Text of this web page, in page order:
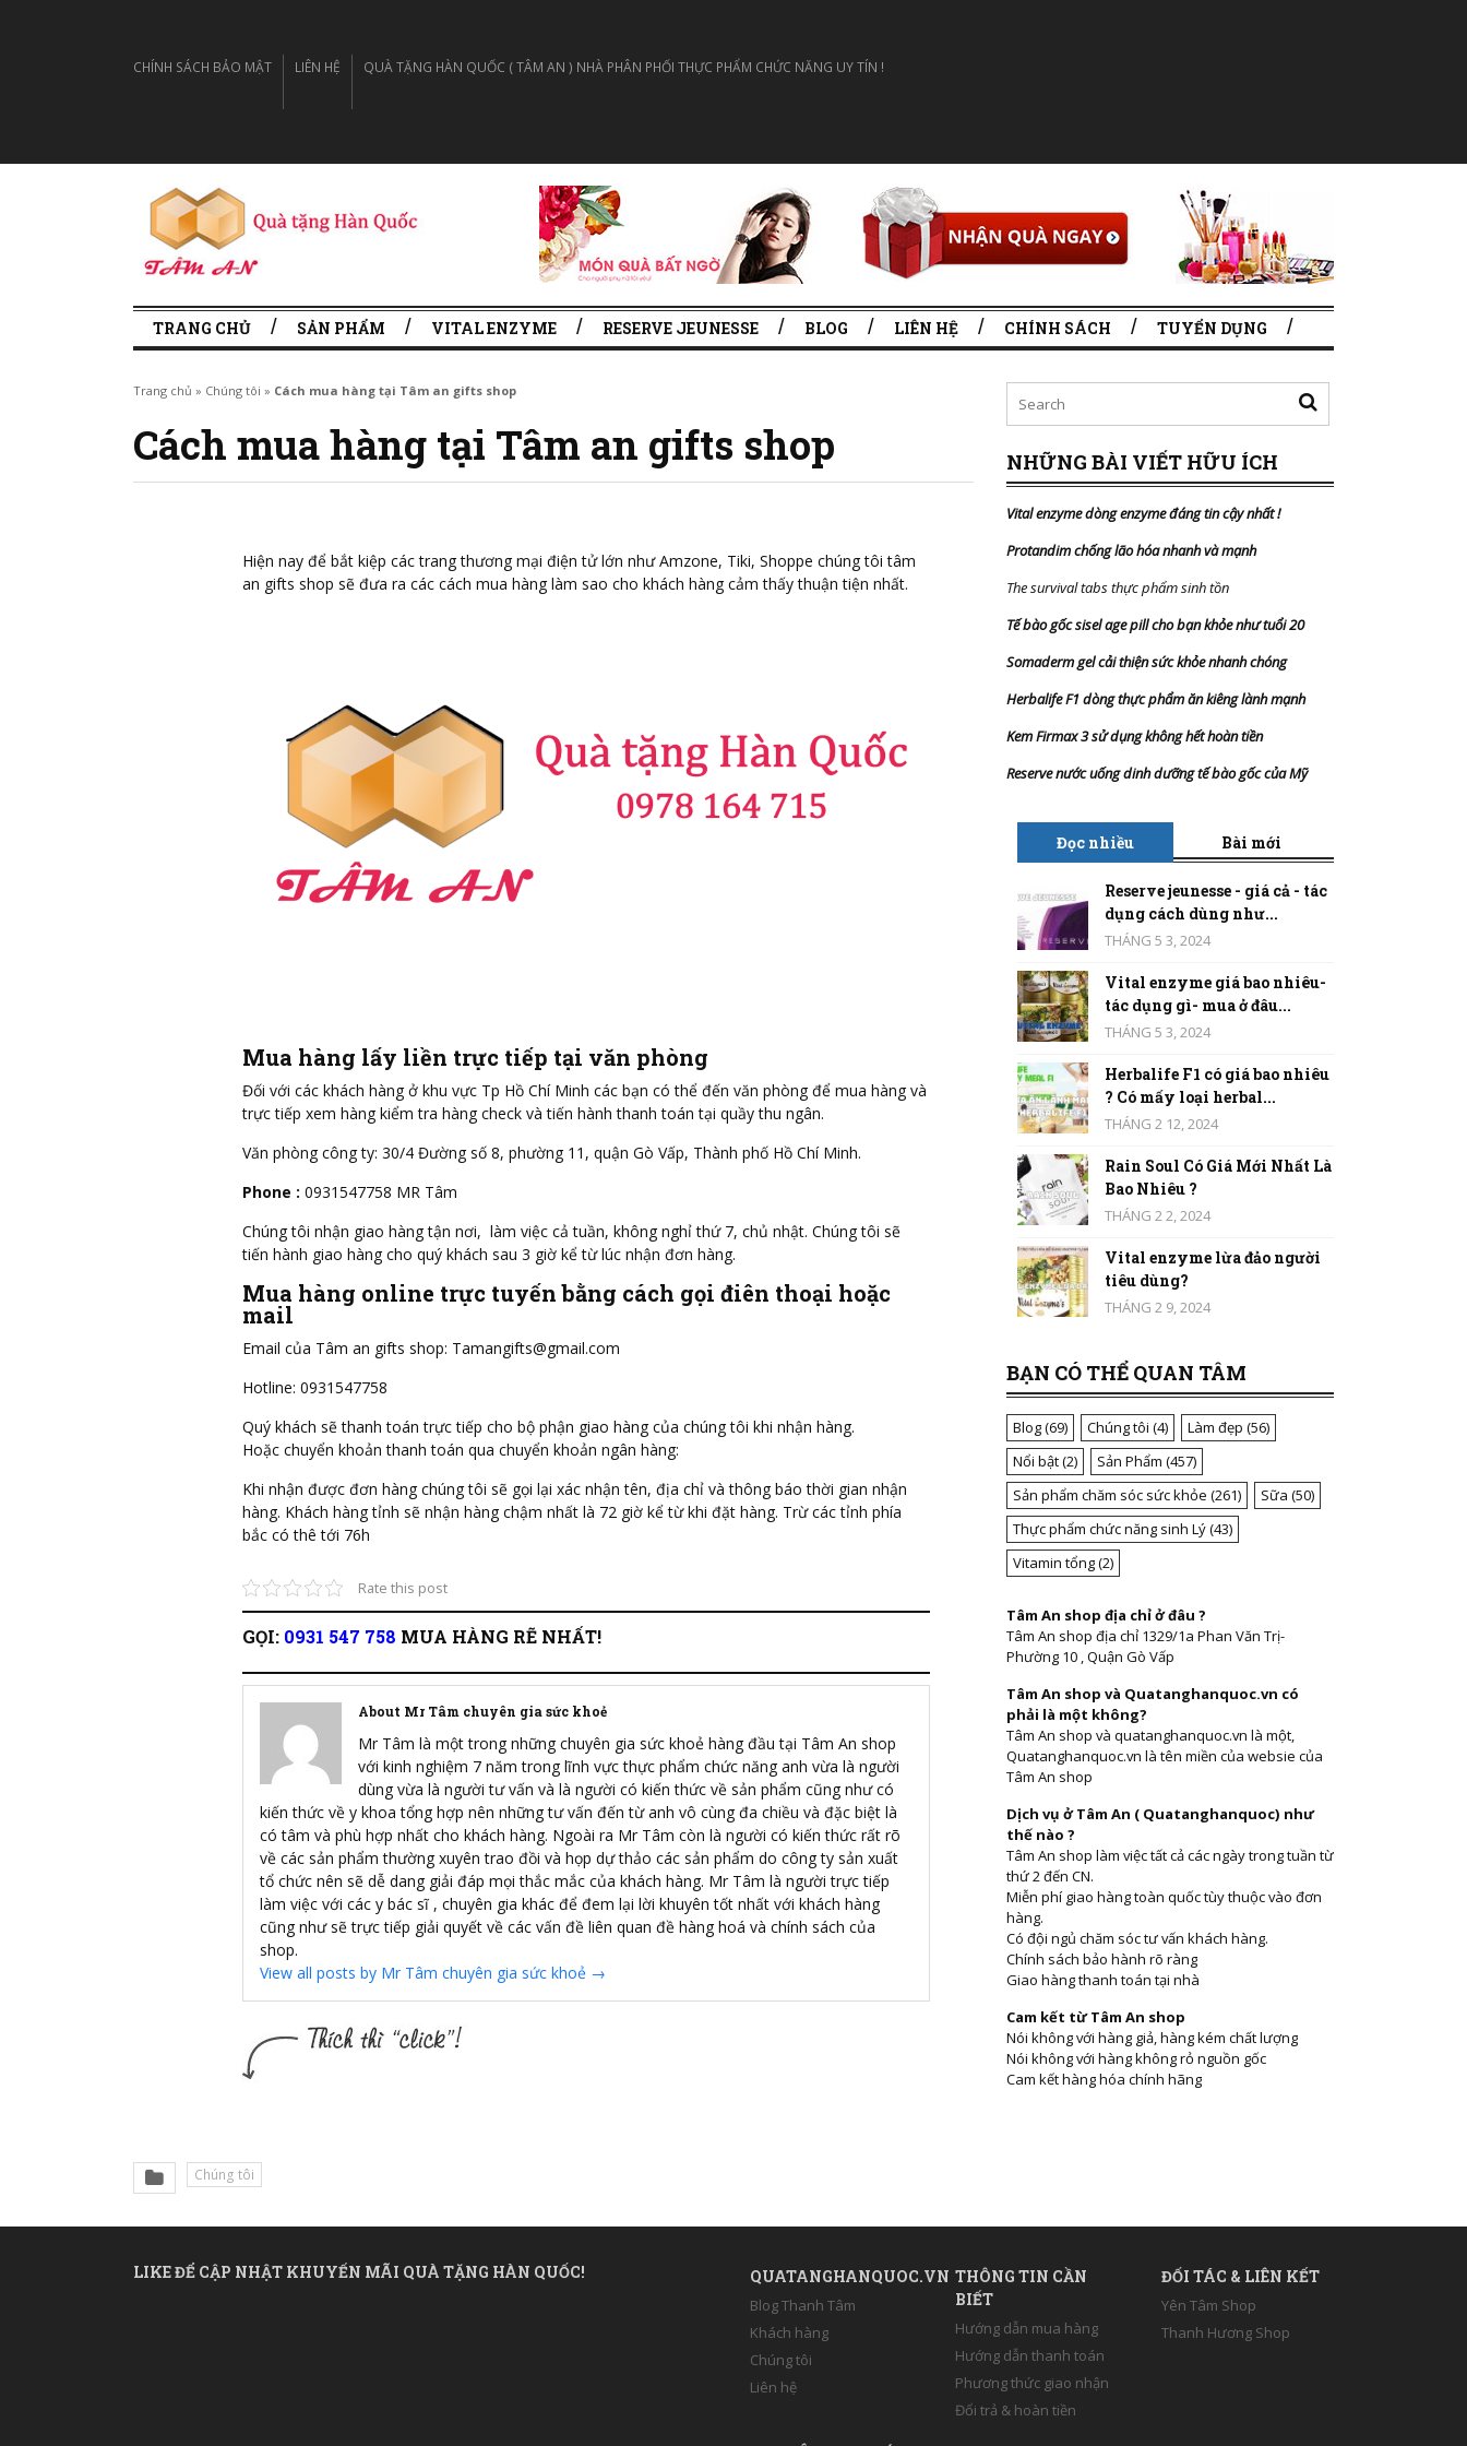
CHÍNH SÁCH BẢO MẬT LIÊN HỆ QUÀ TẶNG HÀN QUỐC ( TÂM AN ) NHÀ PHÂN PHỐI THỰC PHẨM CHỨC NĂNG UY TÍN !
TRANG CHỦ SẢN PHẨM VITAL ENZYME RESERVE JEUNESSE BLOG LIÊN HỆ CHÍNH SÁCH TUYỂN DỤNG
Trang chủ » Chúng tôi » Cách mua hàng tại Tâm an gifts shop
Cách mua hàng tại Tâm an gifts shop
Hiện nay để bắt kiệp các trang thương mại điện tử lớn như Amzone, Tiki, Shoppe chúng tôi tâm
an gifts shop sẽ đưa ra các cách mua hàng làm sao cho khách hàng cảm thấy thuận tiện nhất.
Mua hàng lấy liền trực tiếp tại văn phòng
Đối với các khách hàng ở khu vực Tp Hồ Chí Minh các bạn có thể đến văn phòng để mua hàng và
trực tiếp xem hàng kiểm tra hàng check và tiến hành thanh toán tại quầy thu ngân.
Văn phòng công ty: 30/4 Đường số 8, phường 11, quận Gò Vấp, Thành phố Hồ Chí Minh.
Phone : 0931547758 MR Tâm
Chúng tôi nhận giao hàng tận nơi, làm việc cả tuần, không nghỉ thứ 7, chủ nhật. Chúng tôi sẽ
tiến hành giao hàng cho quý khách sau 3 giờ kể từ lúc nhận đơn hàng.
Mua hàng online trực tuyến bằng cách gọi điên thoại hoặc
mail
Email của Tâm an gifts shop: Tamangifts@gmail.com
Hotline: 0931547758
Quý khách sẽ thanh toán trực tiếp cho bộ phận giao hàng của chúng tôi khi nhận hàng.
Hoặc chuyển khoản thanh toán qua chuyển khoản ngân hàng:
Khi nhận được đơn hàng chúng tôi sẽ gọi lại xác nhận tên, địa chỉ và thông báo thời gian nhận
hàng. Khách hàng tỉnh sẽ nhận hàng chậm nhất là 72 giờ kể từ khi đặt hàng. Trừ các tỉnh phía
bắc có thê tới 76h
Rate this post
GỌI: 0931 547 758 MUA HÀNG RẼ NHẤT!
About Mr Tâm chuyên gia sức khoẻ
Mr Tâm là một trong những chuyên gia sức khoẻ hàng đầu tại Tâm An shop
với kinh nghiệm 7 năm trong lĩnh vực thực phẩm chức năng anh vừa là người
dùng vừa là người tư vấn và là người có kiến thức về sản phẩm cũng như có
kiến thức về y khoa tổng hợp nên những tư vấn đến từ anh vô cùng đa chiều và đặc biệt là
có tâm và phù hợp nhất cho khách hàng. Ngoài ra Mr Tâm còn là người có kiến thức rất rõ
về các sản phẩm thường xuyên trao đồi và họp dự thảo các sản phẩm do công ty sản xuất
tổ chức nên sẽ dễ dang giải đáp mọi thắc mắc của khách hàng. Mr Tâm là người trực tiếp
làm việc với các y bác sĩ , chuyên gia khác để đem lại lời khuyên tốt nhất với khách hàng
cũng như sẽ trực tiếp giải quyết về các vấn đề liên quan đề hàng hoá và chính sách của
shop.
View all posts by Mr Tâm chuyên gia sức khoẻ →
Chúng tôi
NHỮNG BÀI VIẾT HỮU ÍCH
Vital enzyme dòng enzyme đáng tin cậy nhất!
Protandim chống lão hóa nhanh và mạnh
The survival tabs thực phẩm sinh tồn
Tế bào gốc sisel age pill cho bạn khỏe như tuổi 20
Somaderm gel cải thiện sức khỏe nhanh chóng
Herbalife F1 dòng thực phẩm ăn kiêng lành mạnh
Kem Firmax 3 sử dụng không hết hoàn tiền
Reserve nước uống dinh dưỡng tế bào gốc của Mỹ
Đọc nhiều Bài mới
Reserve jeunesse - giá cả - tác
dụng cách dùng như...
THÁNG 5 3, 2024
Vital enzyme giá bao nhiêu-
tác dụng gì- mua ở đâu...
THÁNG 5 3, 2024
Herbalife F1 có giá bao nhiêu
? Có mấy loại herbal...
THÁNG 2 12, 2024
Rain Soul Có Giá Mới Nhất Là
Bao Nhiêu ?
THÁNG 2 2, 2024
Vital enzyme lừa đảo người
tiêu dùng?
THÁNG 2 9, 2024
BẠN CÓ THỂ QUAN TÂM
Blog(69) Chúng tôi (4) Làm đẹp (56)
Nổi bật(2) Sản Phẩm (457)
Sản phẩm chăm sóc sức khỏe (261) Sữa (50)
Thực phẩm chức năng sinh Lý(43)
Vitamin tổng(2)
Tâm An shop địa chỉ ở đâu ?
Tâm An shop địa chỉ 1329/1a Phan Văn Trị-
Phường 10 , Quận Gò Vấp
Tâm An shop và Quatanghanquoc.vn có
phải là một không?
Tâm An shop và quatanghanquoc.vn là một,
Quatanghanquoc.vn là tên miền của websie của
Tâm An shop
Dịch vụ ở Tâm An ( Quatanghanquoc) như
thế nào ?
Tâm An shop làm việc tất cả các ngày trong tuần từ
thứ 2 đến CN.
Miễn phí giao hàng toàn quốc tùy thuộc vào đơn
hàng.
Có đội ngủ chăm sóc tư vấn khách hàng.
Chính sách bảo hành rõ ràng
Giao hàng thanh toán tại nhà
Cam kết từ Tâm An shop
Nói không với hàng giả, hàng kém chất lượng
Nói không với hàng không rỏ nguồn gốc
Cam kết hàng hóa chính hãng
LIKE ĐỂ CẬP NHẬT KHUYẾN MÃI QUÀ TẶNG HÀN QUỐC! QUATANGHANQUOC.VN
Blog Thanh Tâm
Khách hàng
Chúng tôi
Liên hệ
THÔNG TIN CẦN
BIẾT
Hướng dẫn mua hàng
Hướng dẫn thanh toán
Phương thức giao nhận
Đổi trả & hoàn tiền
ĐỐI TÁC & LIÊN KẾT
Yên Tâm Shop
Thanh Hương Shop